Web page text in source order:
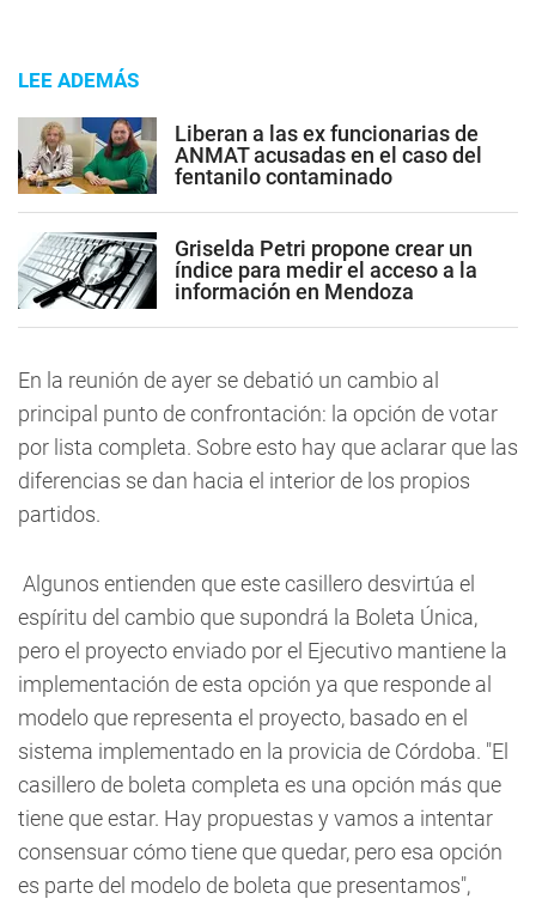
LEE ADEMÁS
Liberan a las ex funcionarias de
ANMAT acusadas en el caso del
fentanilo contaminado
Griselda Petri propone crear un
índice para medir el acceso a la
información en Mendoza
En la reunión de ayer se debatió un cambio al
principal punto de confrontación: la opción de votar
por lista completa. Sobre esto hay que aclarar que las
diferencias se dan hacia el interior de los propios
partidos.
Algunos entienden que este casillero desvirtúa el
espíritu del cambio que supondrá la Boleta Única,
pero el proyecto enviado por el Ejecutivo mantiene la
implementación de esta opción ya que responde al
modelo que representa el proyecto, basado en el
sistema implementado en la provicia de Córdoba. "El
casillero de boleta completa es una opción más que
tiene que estar. Hay propuestas y vamos a intentar
consensuar cómo tiene que quedar, pero esa opción
es parte del modelo de boleta que presentamos",